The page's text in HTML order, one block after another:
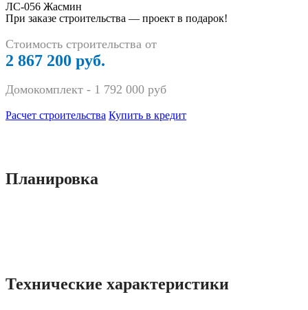
ЛС-056 Жасмин
При заказе строительства — проект в подарок!
Стоимость строительства от
2 867 200 руб.
Домокомплект - 1 792 000 руб
Расчет строительства Купить в кредит
Планировка
Технические характеристики